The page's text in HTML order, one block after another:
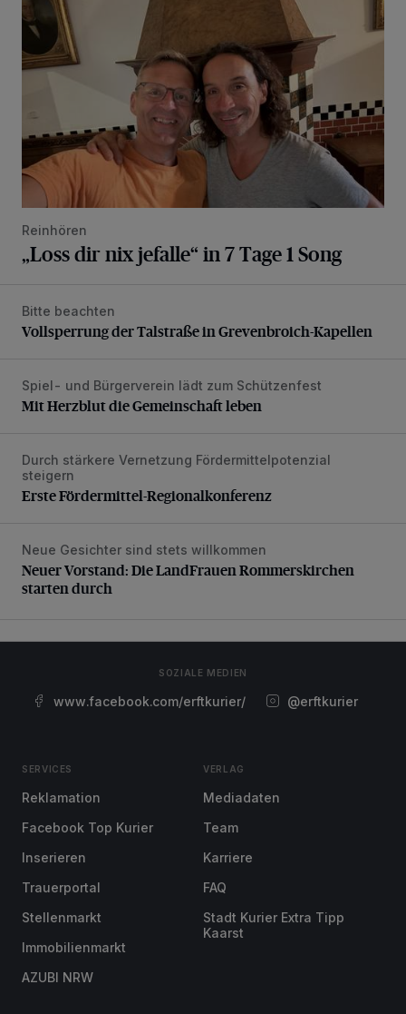
Reinhören
„Loss dir nix jefalle“ in 7 Tage 1 Song
Vollsperrung der Talstraße in Grevenbroich-Kapellen
Bitte beachten
Vollsperrung der Talstraße in Grevenbroich-Kapellen
Mit Herzblut die Gemeinschaft leben
Spiel- und Bürgerverein lädt zum Schützenfest
Mit Herzblut die Gemeinschaft leben
Erste Fördermittel-Regionalkonferenz
Durch stärkere Vernetzung Fördermittelpotenzial
steigern
Erste Fördermittel-Regionalkonferenz
Neuer Vorstand: Die LandFrauen Rommerskirchen starten
Neue Gesichter sind stets willkommen
Neuer Vorstand: Die LandFrauen Rommerskirchen
starten durch
SOZIALE MEDIEN
www.facebook.com/erftkurier/ @erftkurier
SERVICES
Reklamation
Facebook Top Kurier
Inserieren
Trauerportal
Stellenmarkt
Immobilienmarkt
AZUBI NRW
VERLAG
Mediadaten
Team
Karriere
FAQ
Stadt Kurier Extra Tipp
Kaarst